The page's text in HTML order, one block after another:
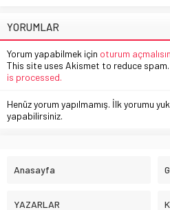
YORUMLAR
Yorum yapabilmek için oturum
This site uses Akismet to reduce spam.
is processed.
Henüz yorum yapılmamış. İlk yorumu
yapabilirsiniz.
Anasayfa
YAZARLAR